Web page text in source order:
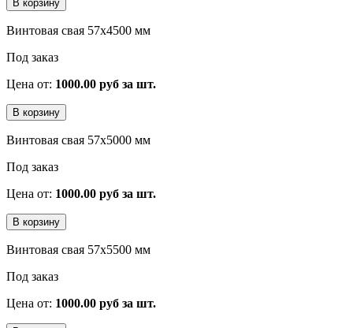
Винтовая свая 57x4500 мм
Под заказ
Цена от: 1000.00 руб за шт.
Винтовая свая 57x5000 мм
Под заказ
Цена от: 1000.00 руб за шт.
Винтовая свая 57x5500 мм
Под заказ
Цена от: 1000.00 руб за шт.